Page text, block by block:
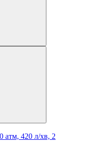
aтм, 420 л/хв, 2